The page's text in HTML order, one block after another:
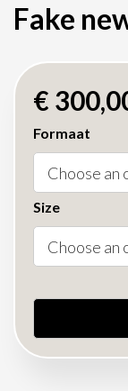
Fake
€
Formaat
Size